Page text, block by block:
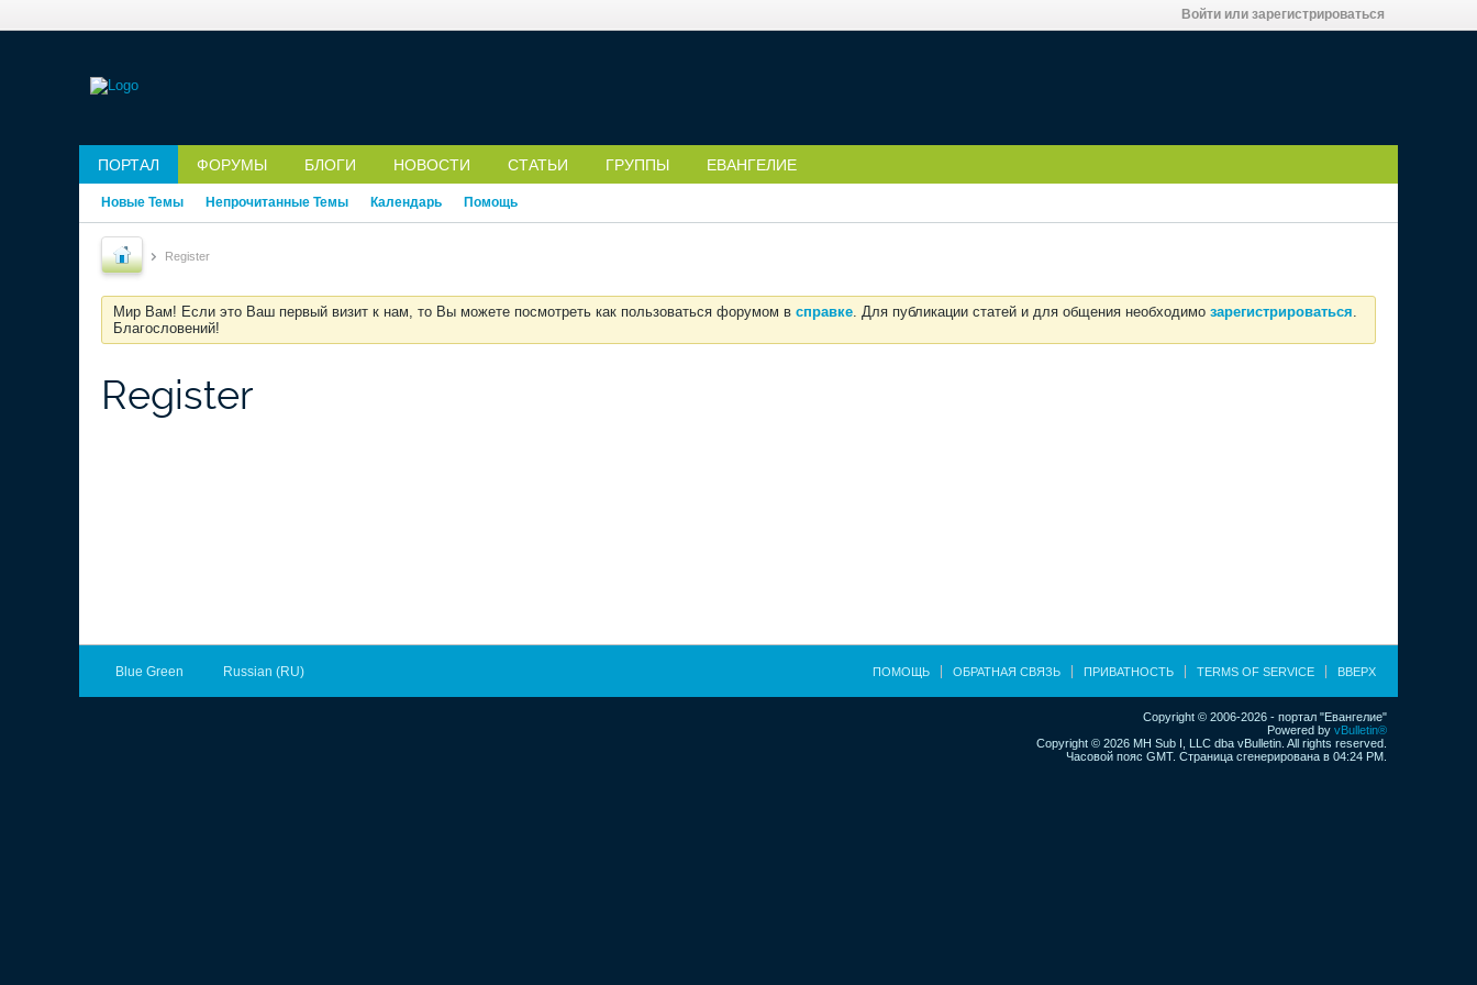
Войти или зарегистрироваться
ПОРТАЛ ФОРУМЫ БЛОГИ НОВОСТИ СТАТЬИ ГРУППЫ ЕВАНГЕЛИЕ
Новые Темы Непрочитанные Темы Календарь Помощь
Register
Мир Вам! Если это Ваш первый визит к нам, то Вы можете посмотреть как пользоваться форумом в справке. Для публикации статей и для общения необходимо зарегистрироваться.
Благословений!
Register
Blue Green Russian (RU) ПОМОЩЬ ОБРАТНАЯ СВЯЗЬ ПРИВАТНОСТЬ TERMS OF SERVICE ВВЕРХ
Copyright © 2006-2026 - портал "Евангелие"
Powered by vBulletin®
Copyright © 2026 MH Sub I, LLC dba vBulletin. All rights reserved.
Часовой пояс GMT. Страница сгенерирована в 04:24 PM.